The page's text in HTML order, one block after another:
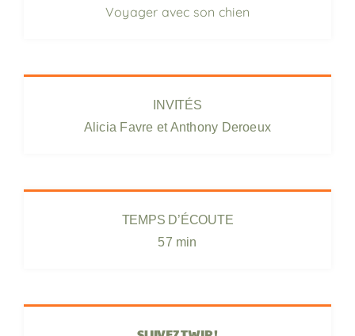
Voyager avec son chien
INVITÉS
Alicia Favre et Anthony Deroeux
TEMPS D’ÉCOUTE
57 min